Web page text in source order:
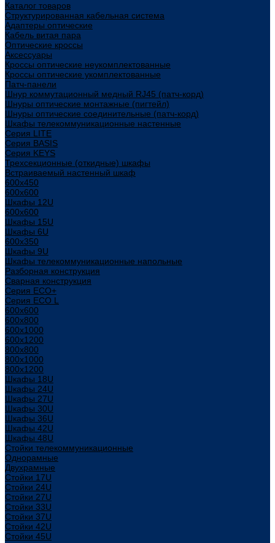
Каталог товаров
Структурированная кабельная система
Адаптеры оптические
Кабель витая пара
Оптические кроссы
Аксессуары
Кроссы оптические неукомплектованные
Кроссы оптические укомплектованные
Патч-панели
Шнур коммутационный медный RJ45 (патч-корд)
Шнуры оптические монтажные (пигтейл)
Шнуры оптические соединительные (патч-корд)
Шкафы телекоммуникационные настенные
Cерия LITE
Cерия BASIS
Cерия KEYS
Трехсекционные (откидные) шкафы
Встраиваемый настенный шкаф
600x450
600x600
Шкафы 12U
600x600
Шкафы 15U
Шкафы 6U
600x350
Шкафы 9U
Шкафы телекоммуникационные напольные
Разборная конструкция
Сварная конструкция
Серия ECO+
Серия ECO L
600x600
600x800
600х1000
600х1200
800x800
800х1000
800х1200
Шкафы 18U
Шкафы 24U
Шкафы 27U
Шкафы 30U
Шкафы 36U
Шкафы 42U
Шкафы 48U
Стойки телекоммуникационные
Однорамные
Двухрамные
Стойки 17U
Стойки 24U
Стойки 27U
Стойки 33U
Стойки 37U
Стойки 42U
Стойки 45U